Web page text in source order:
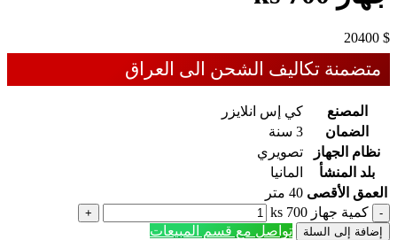
20400 $
متضمنة تكاليف الشحن الى العراق
المصنع
كي إس انلايزر
الضمان
3 سنة
نظام الجهاز
تصويري
بلد المنشأ
المانيا
العمق الأقصى 40 متر
كمية جهاز ks 700
إضافة إلى السلة
تواصل مع قسم المبيعات